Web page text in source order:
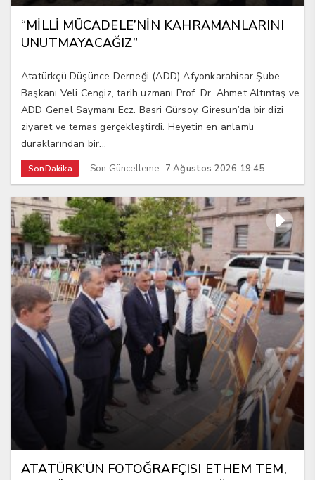
“MİLLİ MÜCADELE’NİN KAHRAMANLARINI
UNUTMAYACAĞIZ”
Atatürkçü Düşünce Derneği (ADD) Afyonkarahisar Şube
Başkanı Veli Cengiz, tarih uzmanı Prof. Dr. Ahmet Altıntaş ve
ADD Genel Saymanı Ecz. Basri Gürsoy, Giresun’da bir dizi
ziyaret ve temas gerçekleştirdi. Heyetin en anlamlı
duraklarından bir...
SonDakika Son Güncelleme: 7 Ağustos 2026 19:45
ATATÜRK’ÜN FOTOĞRAFÇISI ETHEM TEM,